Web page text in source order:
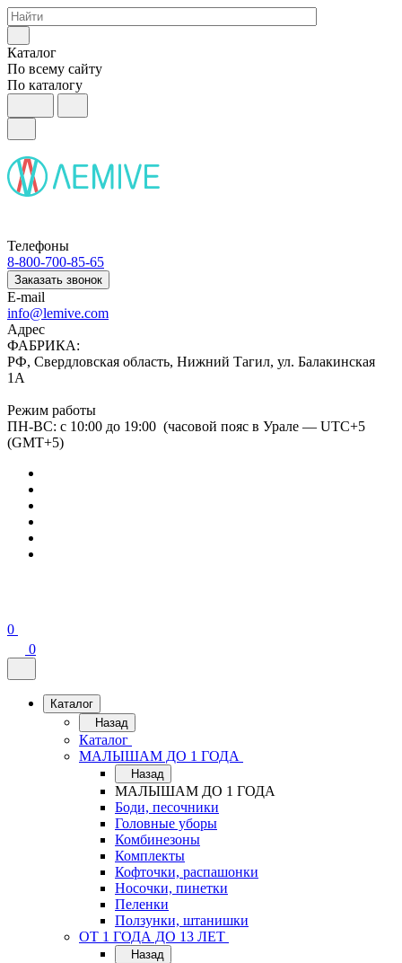
Каталог
По всему сайту
По каталогу
Телефоны
8-800-700-85-65
Заказать звонок
E-mail
info@lemive.com
Адрес
ФАБРИКА:
РФ, Свердловская область, Нижний Тагил, ул. Балакинская
1А
Режим работы
ПН-ВС: с 10:00 до 19:00 (часовой пояс в Урале — UTC+5
(GMT+5)
0
0
Каталог
Назад
Каталог
МАЛЫШАМ ДО 1 ГОДА
Назад
МАЛЫШАМ ДО 1 ГОДА
Боди, песочники
Головные уборы
Комбинезоны
Комплекты
Кофточки, распашонки
Носочки, пинетки
Пеленки
Ползунки, штанишки
ОТ 1 ГОДА ДО 13 ЛЕТ
Назад